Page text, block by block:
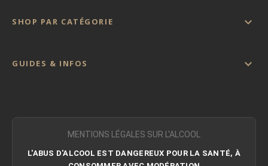
SHOP PAR CATÉGORIE 
GUIDES & INFOS 
MENTIONS LÉGALES SUR L'ALCOOL
L'ABUS D'ALCOOL EST DANGEREUX POUR LA SANTÉ, À